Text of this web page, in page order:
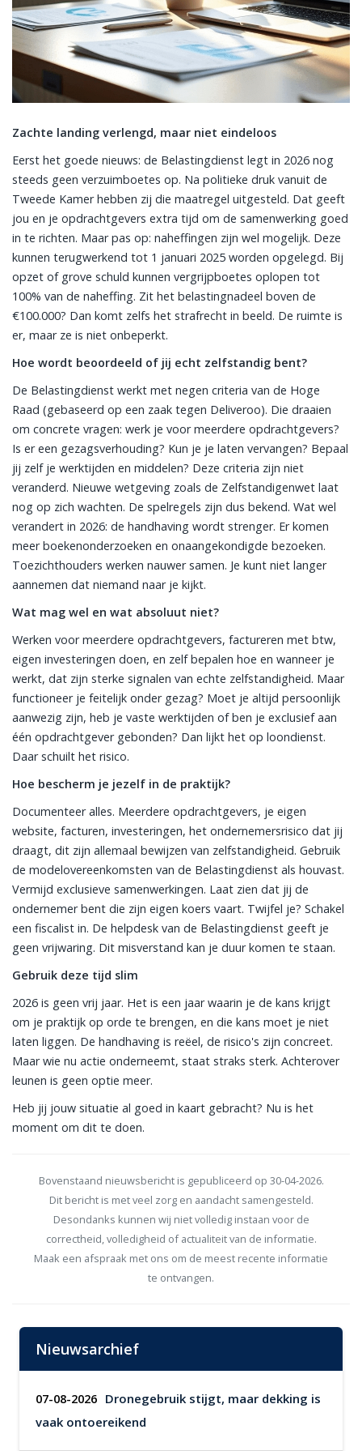
Zachte landing verlengd, maar niet eindeloos
Eerst het goede nieuws: de Belastingdienst legt in 2026 nog
steeds geen verzuimboetes op. Na politieke druk vanuit de
Tweede Kamer hebben zij die maatregel uitgesteld. Dat geeft
jou en je opdrachtgevers extra tijd om de samenwerking goed
in te richten. Maar pas op: naheffingen zijn wel mogelijk. Deze
kunnen terugwerkend tot 1 januari 2025 worden opgelegd. Bij
opzet of grove schuld kunnen vergrijpboetes oplopen tot
100% van de naheffing. Zit het belastingnadeel boven de
€100.000? Dan komt zelfs het strafrecht in beeld. De ruimte is
er, maar ze is niet onbeperkt.
Hoe wordt beoordeeld of jij echt zelfstandig bent?
De Belastingdienst werkt met negen criteria van de Hoge
Raad (gebaseerd op een zaak tegen Deliveroo). Die draaien
om concrete vragen: werk je voor meerdere opdrachtgevers?
Is er een gezagsverhouding? Kun je je laten vervangen? Bepaal
jij zelf je werktijden en middelen? Deze criteria zijn niet
veranderd. Nieuwe wetgeving zoals de Zelfstandigenwet laat
nog op zich wachten. De spelregels zijn dus bekend. Wat wel
verandert in 2026: de handhaving wordt strenger. Er komen
meer boekenonderzoeken en onaangekondigde bezoeken.
Toezichthouders werken nauwer samen. Je kunt niet langer
aannemen dat niemand naar je kijkt.
Wat mag wel en wat absoluut niet?
Werken voor meerdere opdrachtgevers, factureren met btw,
eigen investeringen doen, en zelf bepalen hoe en wanneer je
werkt, dat zijn sterke signalen van echte zelfstandigheid. Maar
functioneer je feitelijk onder gezag? Moet je altijd persoonlijk
aanwezig zijn, heb je vaste werktijden of ben je exclusief aan
één opdrachtgever gebonden? Dan lijkt het op loondienst.
Daar schuilt het risico.
Hoe bescherm je jezelf in de praktijk?
Documenteer alles. Meerdere opdrachtgevers, je eigen
website, facturen, investeringen, het ondernemersrisico dat jij
draagt, dit zijn allemaal bewijzen van zelfstandigheid. Gebruik
de modelovereenkomsten van de Belastingdienst als houvast.
Vermijd exclusieve samenwerkingen. Laat zien dat jij de
ondernemer bent die zijn eigen koers vaart. Twijfel je? Schakel
een fiscalist in. De helpdesk van de Belastingdienst geeft je
geen vrijwaring. Dit misverstand kan je duur komen te staan.
Gebruik deze tijd slim
2026 is geen vrij jaar. Het is een jaar waarin je de kans krijgt
om je praktijk op orde te brengen, en die kans moet je niet
laten liggen. De handhaving is reëel, de risico's zijn concreet.
Maar wie nu actie onderneemt, staat straks sterk. Achterover
leunen is geen optie meer.
Heb jij jouw situatie al goed in kaart gebracht? Nu is het
moment om dit te doen.
Bovenstaand nieuwsbericht is gepubliceerd op 30-04-2026.
Dit bericht is met veel zorg en aandacht samengesteld.
Desondanks kunnen wij niet volledig instaan voor de
correctheid, volledigheid of actualiteit van de informatie.
Maak een afspraak met ons om de meest recente informatie
te ontvangen.
Nieuwsarchief
07-08-2026 Dronegebruik stijgt, maar dekking is
vaak ontoereikend